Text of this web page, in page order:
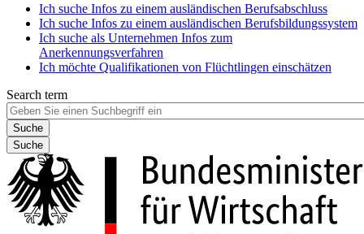
Ich suche Infos zu einem ausländischen Berufsabschluss
Ich suche Infos zu einem ausländischen Berufsbildungssystem
Ich suche als Unternehmen Infos zum
Anerkennungsverfahren
Ich möchte Qualifikationen von Flüchtlingen einschätzen
Search term
Suche